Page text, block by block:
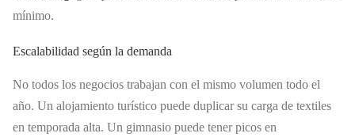
mínimo.
Escalabilidad según la demanda
No todos los negocios trabajan con el mismo volumen todo el
año. Un alojamiento turístico puede duplicar su carga de textiles
en temporada alta. Un gimnasio puede tener picos en